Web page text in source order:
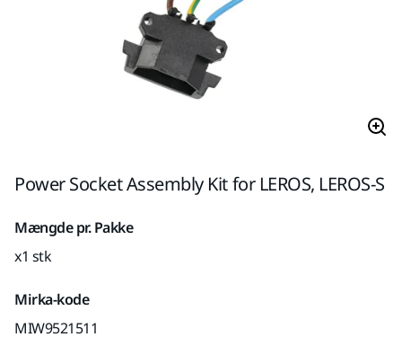
Power Socket Assembly Kit for LEROS, LEROS-S
Mængde pr. Pakke
x1 stk
Mirka-kode
MIW9521511